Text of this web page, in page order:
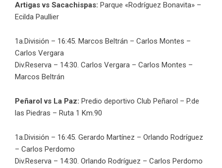
Artigas vs Sacachispas: Parque «Rodríguez Bonavita» –
Ecilda Paullier
1a.División – 16:45. Marcos Beltrán – Carlos Montes –
Carlos Vergara
Div.Reserva – 14:30. Carlos Vergara – Carlos Montes –
Marcos Beltrán
Peñarol vs La Paz: Predio deportivo Club Peñarol – P.de
las Piedras – Ruta 1 Km.90
1a.División – 16:45. Gerardo Martínez – Orlando Rodríguez
– Carlos Perdomo
Div.Reserva – 14:30. Orlando Rodríguez – Carlos Perdomo